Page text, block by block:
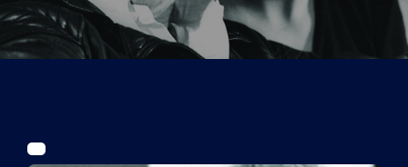
Tickets
Kurier Romy 2026